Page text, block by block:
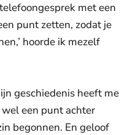
met een
punt zetten, zodat je
hoorde ik mezelf
geschiedenis heeft me
een punt achter
begonnen. En geloof